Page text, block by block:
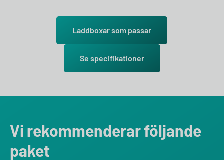
Laddboxar som passar
Se specifikationer
Vi rekommenderar följande
paket